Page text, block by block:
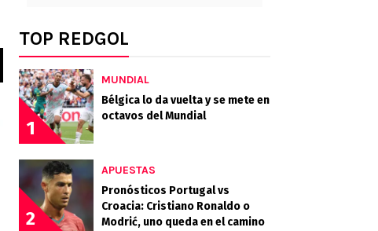
TOP REDGOL
1
MUNDIAL
Bélgica lo da vuelta y se mete en
octavos del Mundial
2
APUESTAS
Pronósticos Portugal vs
Croacia: Cristiano Ronaldo o
Modrić, uno queda en el camino